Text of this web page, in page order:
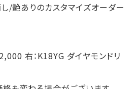
/艶ありのカスタマイズオーダー
右：K18YG ダイヤモンドリ